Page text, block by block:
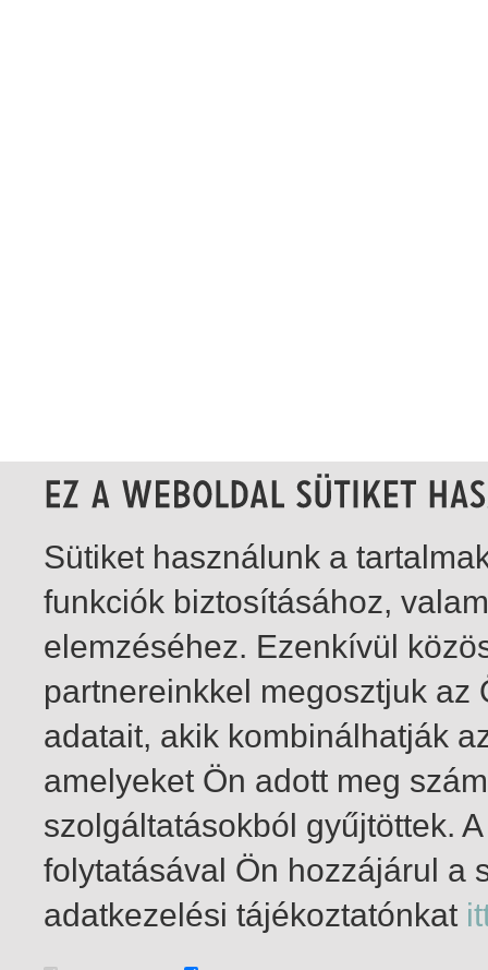
1-5 / total 5 hit
Sütiket használunk a
funkciók biztosításához,
elemzéséhez. Ezenkívül
partnereinkkel megosztjuk
adatait, akik kombinálhatják
amelyeket Ön adott meg
szolgáltatásokból gyűjtöttek.
folytatásával Ön hozzájárul a
adatkezelési tájékoztatónkat